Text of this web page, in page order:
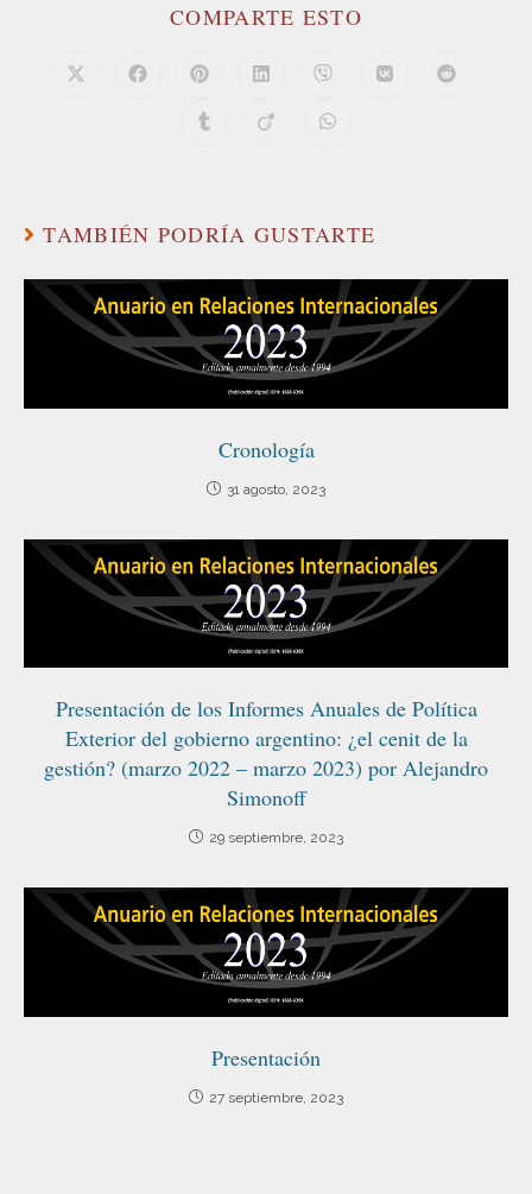
COMPARTE ESTO
TAMBIÉN PODRÍA GUSTARTE
Cronología
31 agosto, 2023
Presentación de los Informes Anuales de Política
Exterior del gobierno argentino: ¿el cenit de la
gestión? (marzo 2022 – marzo 2023) por Alejandro
Simonoff
29 septiembre, 2023
Presentación
27 septiembre, 2023